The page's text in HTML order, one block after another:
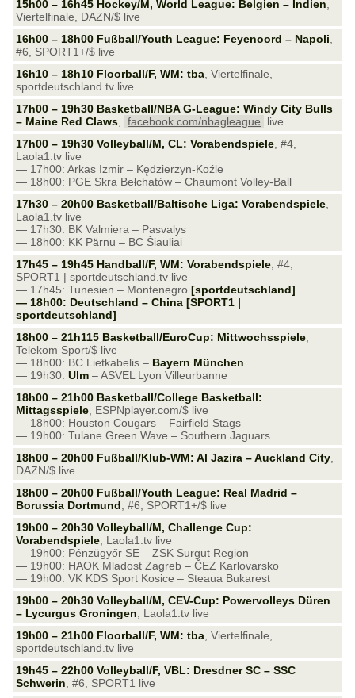
15h00 – 16h45 Hockey/M, World League: Belgien – Indien
Viertelfinale, DAZN/$ live
16h00 – 18h00 Fußball/Youth League: Feyenoord – Napoli
#6, SPORT1+/$ live
16h10 – 18h10 Floorball/F, WM: tba , Viertelfinale,
sportdeutschland.tv live
17h00 – 19h30 Basketball/NBA G-League: Windy City Bulls
– Maine Red Claws
facebook.com/nbagleague
live
17h00 – 19h30 Volleyball/M, CL: Vorabendspiele , #4,
Laola1.tv live
— 17h00: Arkas Izmir – Kędzierzyn-Koźle
— 18h00: PGE Skra Bełchatów – Chaumont Volley-Ball
17h30 – 20h00 Basketball/Baltische Liga: Vorabendspiele
Laola1.tv live
— 17h30: BK Valmiera – Pasvalys
— 18h00: KK Pärnu – BC Šiauliai
17h45 – 19h45 Handball/F, WM: Vorabendspiele , #4,
SPORT1 | sportdeutschland.tv live
— 17h45: Tunesien – Montenegro [sportdeutschland]
— 18h00: Deutschland – China [SPORT1 |
sportdeutschland]
18h00 – 21h115 Basketball/EuroCup: Mittwochsspiele
Telekom Sport/$ live
— 18h00: BC Lietkabelis – Bayern München
— 19h30: Ulm – ASVEL Lyon Villeurbanne
18h00 – 21h00 Basketball/College Basketball:
Mittagsspiele , ESPNplayer.com/$ live
— 18h00: Houston Cougars – Fairfield Stags
— 19h00: Tulane Green Wave – Southern Jaguars
18h00 – 20h00 Fußball/Klub-WM: Al Jazira – Auckland City
DAZN/$ live
18h00 – 20h00 Fußball/Youth League: Real Madrid –
Borussia Dortmund , #6, SPORT1+/$ live
19h00 – 20h30 Volleyball/M, Challenge Cup:
Vorabendspiele , Laola1.tv live
— 19h00: Pénzügyőr SE – ZSK Surgut Region
— 19h00: HAOK Mladost Zagreb – ČEZ Karlovarsko
— 19h00: VK KDS Sport Kosice – Steaua Bukarest
19h00 – 20h30 Volleyball/M, CEV-Cup: Powervolleys Düren
– Lycurgus Groningen , Laola1.tv live
19h00 – 21h00 Floorball/F, WM: tba , Viertelfinale,
sportdeutschland.tv live
19h45 – 22h00 Volleyball/F, VBL: Dresdner SC – SSC
Schwerin , #6, SPORT1 live